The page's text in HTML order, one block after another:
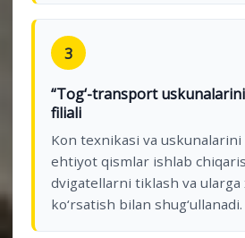
3
“Tog‘-transport
filiali
Kon texnikasi va uskunalarini
ehtiyot qismlar ishlab
dvigatellarni tiklash va ularga
ko‘rsatish bilan shug‘ullanadi.